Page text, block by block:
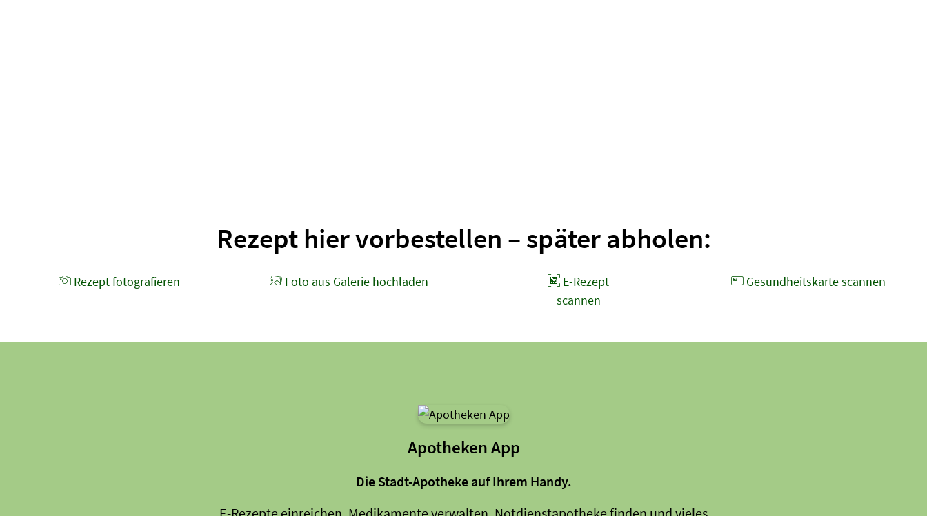
Rezept hier vorbestellen – später abholen:
Rezept foto­grafieren Foto aus Galerie hochladen
E-Rezept
scannen
Gesund­heits­karte scannen
Apotheken App
Die Stadt-Apotheke auf Ihrem Handy.